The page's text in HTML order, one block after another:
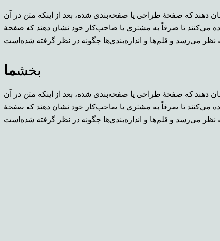
دهند که صفحهٔ طراحی یا صفحه‌بندی شده، بعد از اینکه متن در آن
می‌کنند تا صرفاً به مشتری یا صاحب‌کار خود نشان دهند که صفحهٔ
بخشما
دهند که صفحهٔ طراحی یا صفحه‌بندی شده، بعد از اینکه متن در آن
می‌کنند تا صرفاً به مشتری یا صاحب‌کار خود نشان دهند که صفحهٔ